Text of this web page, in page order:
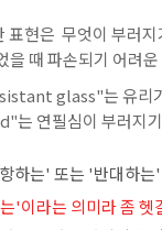
은 무엇이 부러지
을 때 파손되기 어려
glass"는 유리
연필심이 부러지기
는' 또는 '반대하는'
'이라는 의미라 좀 헷